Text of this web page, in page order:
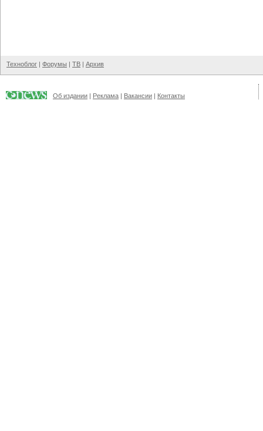
Техноблог | Форумы | ТВ | Архив
Об издании | Реклама | Вакансии | Контакты